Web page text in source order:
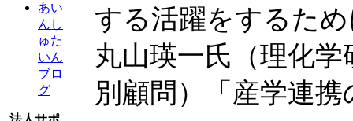
あい
んし
ゅた
いん
ブロ
グ
する活躍をするた
丸山瑛一氏（理化
別顧問）「産学連